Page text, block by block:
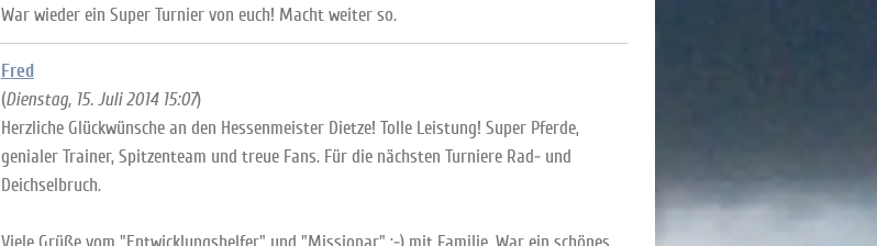
War wieder ein Super Turnier von euch! Macht weiter so.
Fred
(Dienstag, 15. Juli 2014 15:07)
Herzliche Glückwünsche an den Hessenmeister Dietze! Tolle Leistung! Super Pferde,
genialer Trainer, Spitzenteam und treue Fans. Für die nächsten Turniere Rad- und
Deichselbruch.